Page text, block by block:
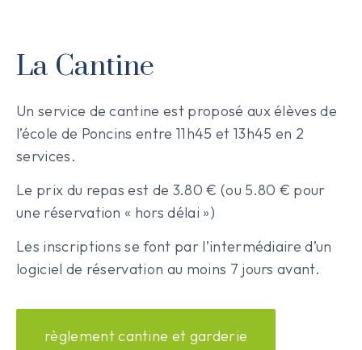
La Cantine
Un service de cantine est proposé aux élèves de
l’école de Poncins entre 11h45 et 13h45 en 2
services.
Le prix du repas est de 3.80 € (ou 5.80 € pour
une réservation « hors délai »)
Les inscriptions se font par l’intermédiaire d’un
logiciel de réservation au moins 7 jours avant.
règlement cantine et garderie